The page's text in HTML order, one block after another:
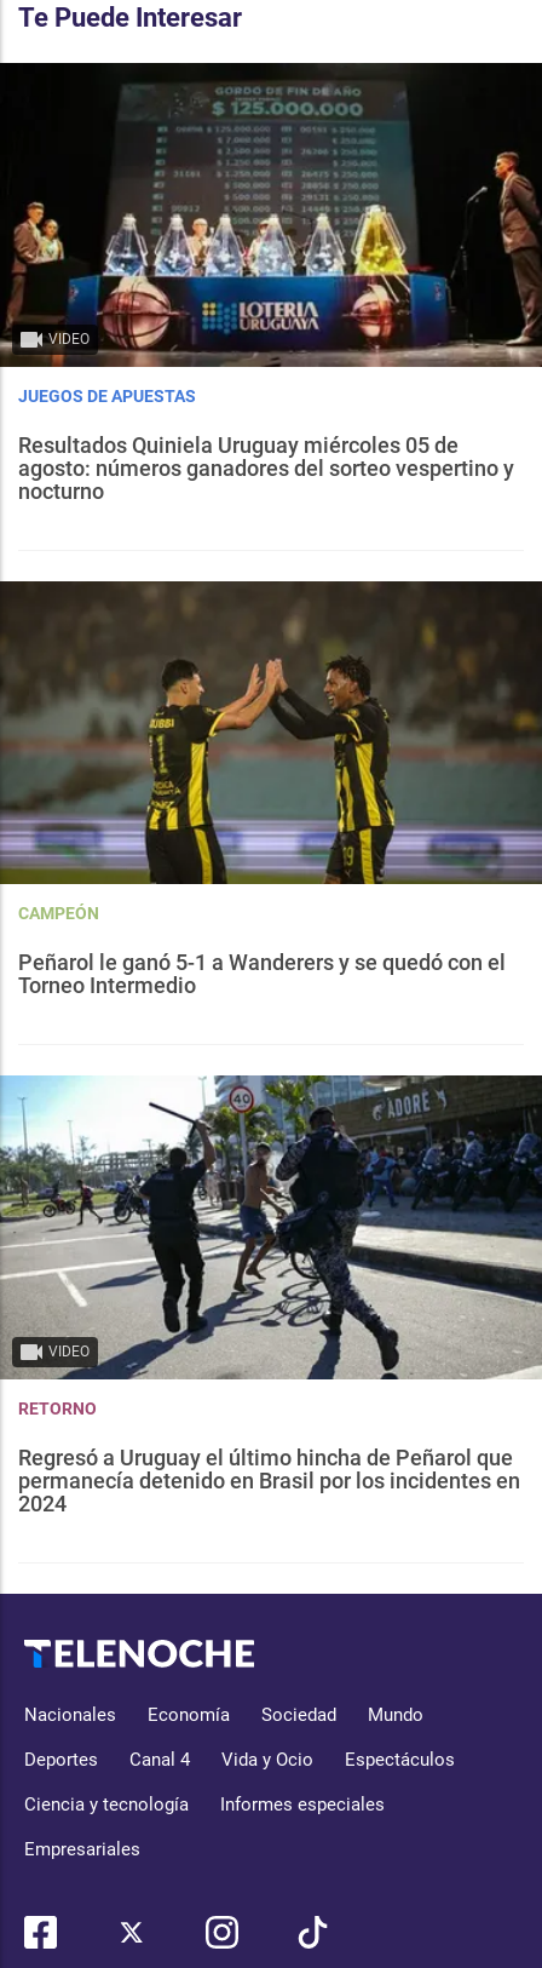
Te Puede Interesar
VIDEO
JUEGOS DE APUESTAS
Resultados Quiniela Uruguay miércoles 05 de
agosto: números ganadores del sorteo vespertino y
nocturno
CAMPEÓN
Peñarol le ganó 5-1 a Wanderers y se quedó con el
Torneo Intermedio
VIDEO
RETORNO
Regresó a Uruguay el último hincha de Peñarol que
permanecía detenido en Brasil por los incidentes en
2024
Nacionales Economía Sociedad Mundo
Deportes Canal 4 Vida y Ocio Espectáculos
Ciencia y tecnología Informes especiales
Empresariales